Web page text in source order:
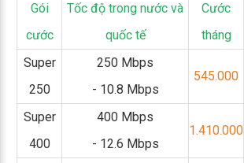
Gói
cước
Tốc độ trong nước và
quốc tế
Cước
tháng
Super
250
250 Mbps
- 10.8 Mbps
545.000
Super
400
400 Mbps
- 12.6 Mbps
1.410.000